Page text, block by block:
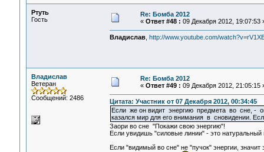
Ртуть
Гость
Re: Бомба 2012
« Ответ #48 : 09 Декабря 2012, 19:07:53
Владислав, http://www.youtube.com/
Владислав
Ветеран
Сообщений: 2486
Re: Бомба 2012
« Ответ #49 : 09 Декабря 2012, 21:05:15
Цитата: Участник от 07 Декабря 2012, 00:34:45
Если же он видит энергию предмета во сне, -
казался мир для его внимания в сновидении.
Заори во сне "Покажи свою энергию"!
Если увидишь "силовые линии" - это
Если "видимый во сне" не "пучок" энергии,